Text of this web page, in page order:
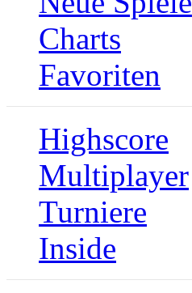
Charts
Favoriten
Highscore
Multiplayer
Turniere
Inside